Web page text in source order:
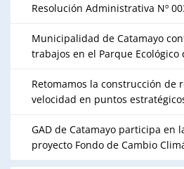
Resolución Administrativa Nº
Municipalidad de Catamayo
trabajos en el Parque Ecológico
Retomamos la construcción de
velocidad en puntos
GAD de Catamayo participa en
proyecto Fondo de Cambio